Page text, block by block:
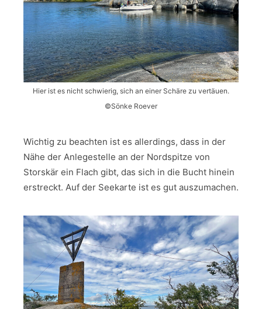
Hier ist es nicht schwierig, sich an einer Schäre zu vertäuen.
©Sönke Roever
Wichtig zu beachten ist es allerdings, dass in der
Nähe der Anlegestelle an der Nordspitze von
Storskär ein Flach gibt, das sich in die Bucht hinein
erstreckt. Auf der Seekarte ist es gut auszumachen.